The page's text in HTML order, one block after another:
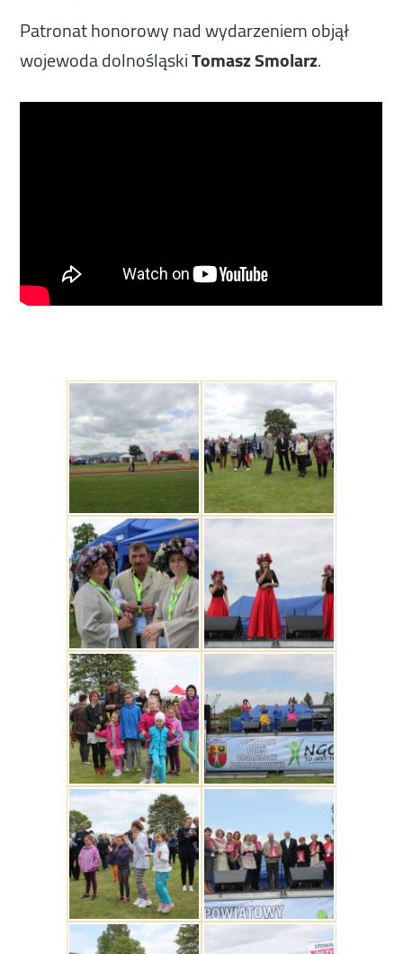
Patronat honorowy nad wydarzeniem objął
wojewoda dolnośląskiTomasz Smolarz.